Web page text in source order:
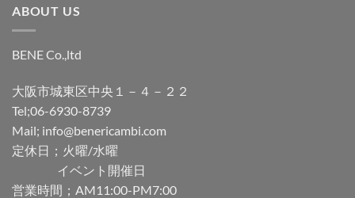
ABOUT US
BENE Co.,ltd
大阪市城東区中央１－４－２２
Tel;06-6930-8739
Mail; info@benericambi.com
定休日；火曜/水曜
イベント開催日
営業時間；AM11:00-PM7:00